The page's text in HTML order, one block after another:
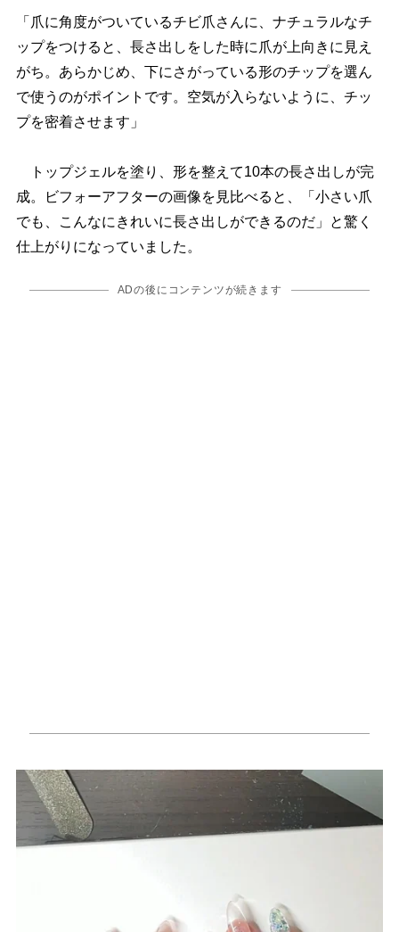
「爪に角度がついているチビ爪さんに、ナチュラルなチ
ップをつけると、長さ出しをした時に爪が上向きに見え
がち。あらかじめ、下にさがっている形のチップを選ん
で使うのがポイントです。空気が入らないように、チッ
プを密着させます」
トップジェルを塗り、形を整えて10本の長さ出しが完
成。ビフォーアフターの画像を見比べると、「小さい爪
でも、こんなにきれいに長さ出しができるのだ」と驚く
仕上がりになっていました。
ADの後にコンテンツが続きます